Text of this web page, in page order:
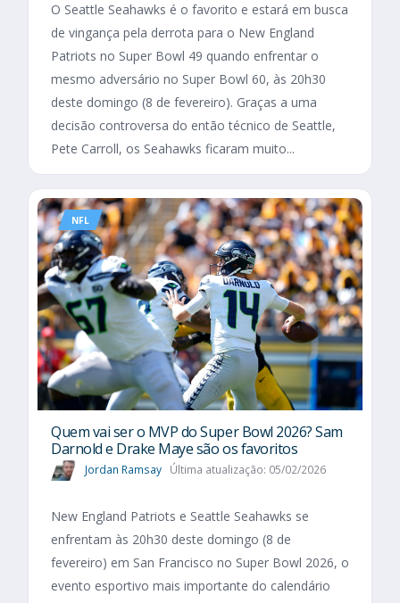
O Seattle Seahawks é o favorito e estará em busca
de vingança pela derrota para o New England
Patriots no Super Bowl 49 quando enfrentar o
mesmo adversário no Super Bowl 60, às 20h30
deste domingo (8 de fevereiro). Graças a uma
decisão controversa do então técnico de Seattle,
Pete Carroll, os Seahawks ficaram muito...
NFL
Quem vai ser o MVP do Super Bowl 2026? Sam
Darnold e Drake Maye são os favoritos
Jordan Ramsay Última atualização: 05/02/2026
New England Patriots e Seattle Seahawks se
enfrentam às 20h30 deste domingo (8 de
fevereiro) em San Francisco no Super Bowl 2026, o
evento esportivo mais importante do calendário